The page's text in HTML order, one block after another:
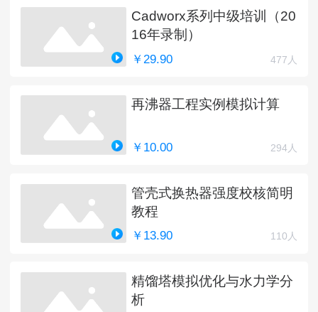
Cadworx系列中级培训（20
16年录制）
￥29.90 477人
再沸器工程实例模拟计算
￥10.00 294人
管壳式换热器强度校核简明
教程
￥13.90 110人
精馏塔模拟优化与水力学分
析